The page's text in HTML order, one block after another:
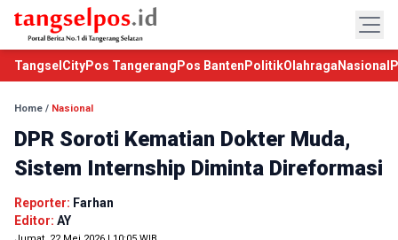
TangselCityPos Tangerang Pos Banten PolitikOlahraga Nasional
Home / Nasional
DPR Soroti Kematian Dokter Muda,
Sistem Internship Diminta Direformasi
Reporter: Farhan
Editor: AY